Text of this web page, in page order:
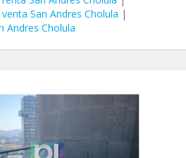
San Andres Cholula |
Andres Cholula